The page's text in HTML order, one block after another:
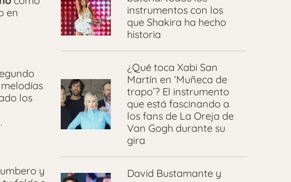
en
los
y
instrumentos con los
que Shakira ha hecho
historia
¿Qué toca Xabi San
Martín en ‘Muñeca de
trapo’? El instrumento
que está fascinando a
los fans de La Oreja de
Van Gogh durante su
gira
David Bustamante y